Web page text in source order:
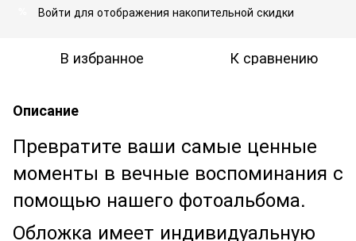
Войти для отображения накопительной скидки
В избранное К сравнению
Описание
Превратите ваши самые ценные
моменты в вечные воспоминания с
помощью нашего фотоальбома.
Обложка имеет индивидуальную